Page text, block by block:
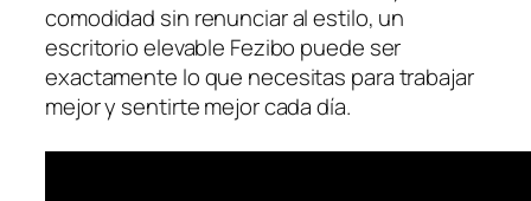
comodidad sin renunciar al estilo, un
escritorio elevable Fezibo puede ser
exactamente lo que necesitas para trabajar
mejor y sentirte mejor cada día.